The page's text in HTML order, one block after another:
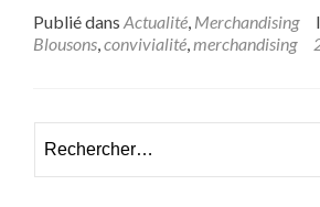
Publié dans Actualité, Merchandising
Blousons,convivialité,merchandising